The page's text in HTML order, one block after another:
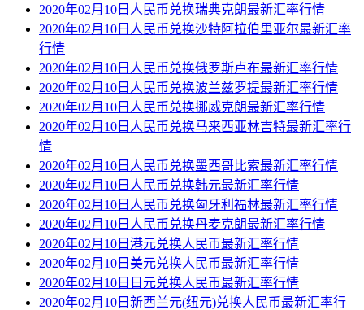
2020年02月10日人民币兑换瑞典克朗最新汇率行情
2020年02月10日人民币兑换沙特阿拉伯里亚尔最新汇率
行情
2020年02月10日人民币兑换俄罗斯卢布最新汇率行情
2020年02月10日人民币兑换波兰兹罗提最新汇率行情
2020年02月10日人民币兑换挪威克朗最新汇率行情
2020年02月10日人民币兑换马来西亚林吉特最新汇率行
情
2020年02月10日人民币兑换墨西哥比索最新汇率行情
2020年02月10日人民币兑换韩元最新汇率行情
2020年02月10日人民币兑换匈牙利福林最新汇率行情
2020年02月10日人民币兑换丹麦克朗最新汇率行情
2020年02月10日港元兑换人民币最新汇率行情
2020年02月10日美元兑换人民币最新汇率行情
2020年02月10日日元兑换人民币最新汇率行情
2020年02月10日新西兰元(纽元)兑换人民币最新汇率行